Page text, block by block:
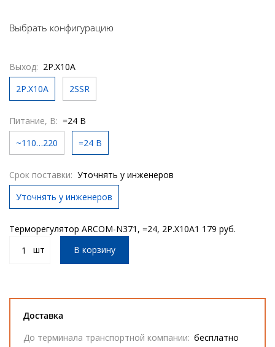
Выбрать конфигурацию
Выход: 2Р.Х10А
2Р.Х10А
2SSR
Питание, В: =24 В
~110…220
=24 В
Срок поставки: Уточнять у инженеров
Уточнять у инженеров
Терморегулятор ARCOM-N371, =24, 2Р.Х10А1 179 руб.
шт
В корзину
Доставка
До терминала транспортной компании: бесплатно